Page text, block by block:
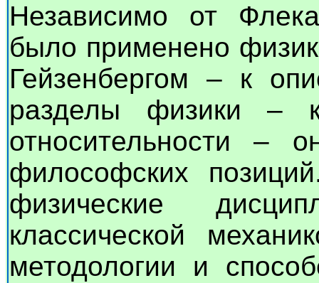
Независимо от
было применено
Гейзенбергом – к
разделы физики –
относительности –
философских
физические
классической
методологии и